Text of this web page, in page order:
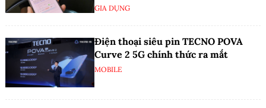
GIA DỤNG
Điện thoại siêu pin TECNO POVA
Curve 2 5G chính thức ra mắt
MOBILE